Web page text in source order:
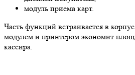
модуль приема карт.
Часть функций встраивается в
модулем и принтером экономит
кассира.